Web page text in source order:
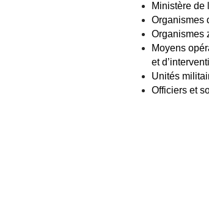
Ministère de
Organismes
Organismes
Moyens
et
Unités
Officiers et